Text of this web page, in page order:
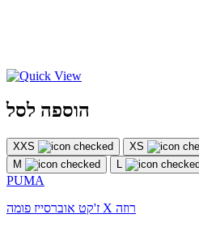
הוספה לסל
XXS XS
M
PUMA
ז'קט אוברסייז פומה X רוזה